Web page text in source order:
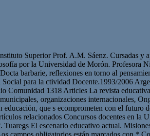
Superior Prof. A.M. Sáenz. Cursadas y
por la Universidad de Morón.
barbarie, reflexiones en torno al
para la ctividad Docente.1993/2006
Comunidad 1318 Articles La revista
organizaciones internacionales,
educación, que s ecomprometen con el
relacionados Concursos docentes en
El escenario educativo actual.
campos obligatorios están marcados con *